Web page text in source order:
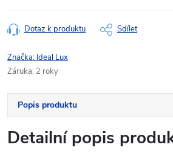
Dotaz k produktu Sdílet
Značka: Ideal Lux
Záruka: 2 roky
Popis produktu
Detailní popis